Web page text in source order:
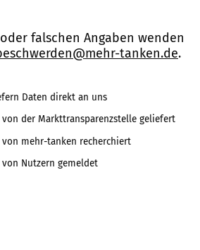
falschen Angaben wenden
tanken.de.
Daten direkt an uns
der Markttransparenzstelle geliefert
mehr-tanken recherchiert
Nutzern gemeldet